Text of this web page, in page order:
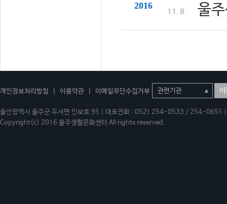
2016
11. 8. 울
개인정보처리방침 이용약관 이메일무단수집거부 이
울산광역시 울주군 두서면 인보로 95 | 대표전화 : 052) 254-0533 / 254-
Copyright(c) 2016 울주생활문화센터 All rights reserved.